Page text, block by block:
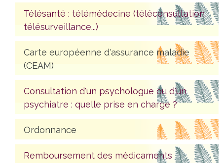
Télésanté : télémédecine (téléconsultation,
télésurveillance...)
Carte européenne d'assurance maladie
(CEAM)
Consultation d'un psychologue ou d'un
psychiatre : quelle prise en charge ?
Ordonnance
Remboursement des médicaments